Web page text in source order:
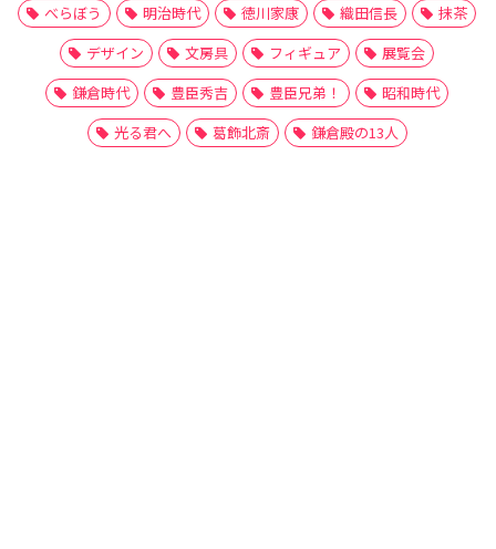
べらぼう
明治時代 徳川家康 織田信長
抹茶
デザイン
文房具 フィギュア
展覧会
鎌倉時代
豊臣秀吉 豊臣兄弟！
昭和時代
光る君へ
葛飾北斎 鎌倉殿の13人